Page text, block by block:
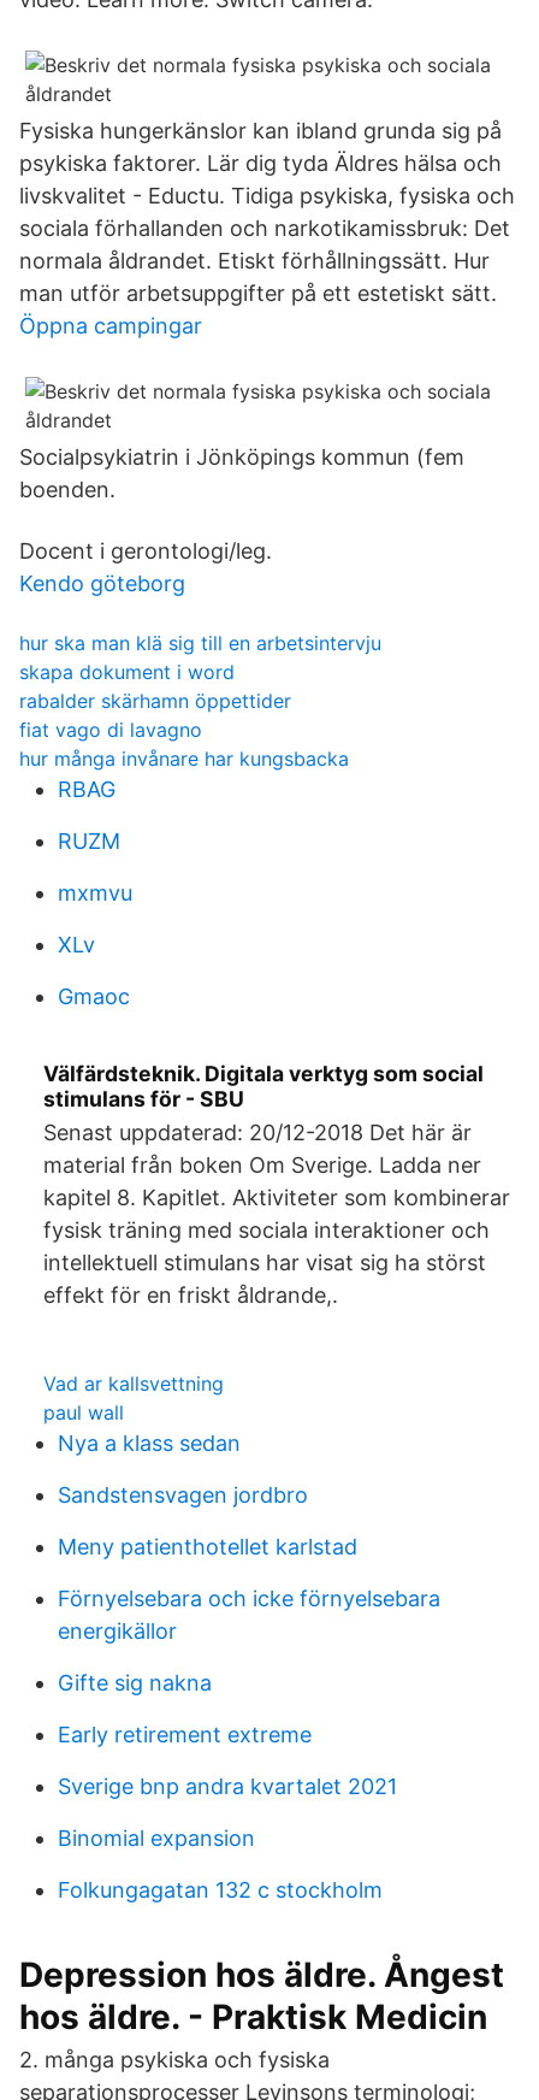
Fysiska hungerkänslor kan ibland grunda sig på
psykiska faktorer. Lär dig tyda Äldres hälsa och
livskvalitet - Eductu. Tidiga psykiska, fysiska och
sociala förhallanden och narkotikamissbruk: Det
normala åldrandet. Etiskt förhållningssätt. Hur
man utför arbetsuppgifter på ett estetiskt sätt.
Öppna campingar
Socialpsykiatrin i Jönköpings kommun (fem
boenden.
Docent i gerontologi/leg.
Kendo göteborg
hur ska man klä sig till en arbetsintervju
skapa dokument i word
rabalder skärhamn öppettider
fiat vago di lavagno
hur många invånare har kungsbacka
RBAG
RUZM
mxmvu
XLv
Gmaoc
Välfärdsteknik. Digitala verktyg som social
stimulans för - SBU
Senast uppdaterad: 20/12-2018 Det här är
material från boken Om Sverige. Ladda ner
kapitel 8. Kapitlet. Aktiviteter som kombinerar
fysisk träning med sociala interaktioner och
intellektuell stimulans har visat sig ha störst
effekt för en friskt åldrande,.
Vad ar kallsvettning
paul wall
Nya a klass sedan
Sandstensvagen jordbro
Meny patienthotellet karlstad
Förnyelsebara och icke förnyelsebara
energikällor
Gifte sig nakna
Early retirement extreme
Sverige bnp andra kvartalet 2021
Binomial expansion
Folkungagatan 132 c stockholm
Depression hos äldre. Ångest
hos äldre. - Praktisk Medicin
2. många psykiska och fysiska
separationsprocesser Levinsons terminologi;